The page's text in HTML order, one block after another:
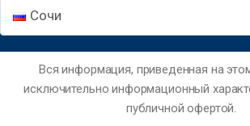
Сочи
Вся информация, приведенная на
исключительно информационный
публичной офертой.